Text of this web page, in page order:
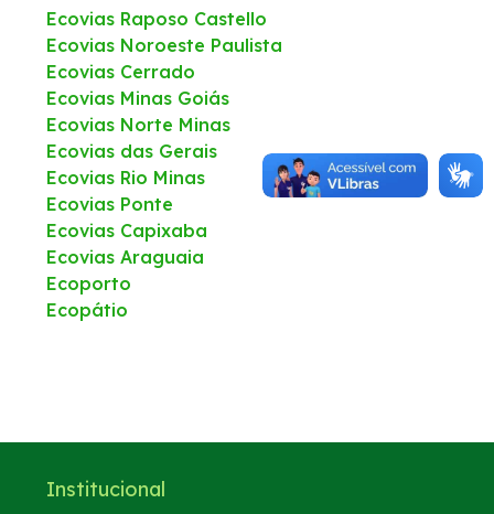
Fornecedores
Nosso endereço
Telefones Úteis
Trabalhe Conosco
Mapa
Pesagem | Sandbox
Ecovias Raposo Castello
Ecovias Noroeste Paulista
Ecovias Cerrado
Ecovias Minas Goiás
Ecovias Norte Minas
Ecovias das Gerais
Ecovias Rio Minas
Ecovias Ponte
Ecovias Capixaba
Ecovias Araguaia
Ecoporto
Ecopátio
Institucional